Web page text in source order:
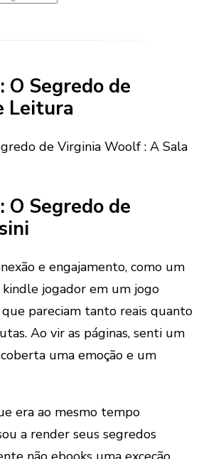
O Segredo de
Leitura
de Virginia Woolf : A Sala
O Segredo de
e engajamento, como um
jogador em um jogo
pareciam tanto reais quanto
Ao vir as páginas, senti um
uma emoção e um
era ao mesmo tempo
a render seus segredos